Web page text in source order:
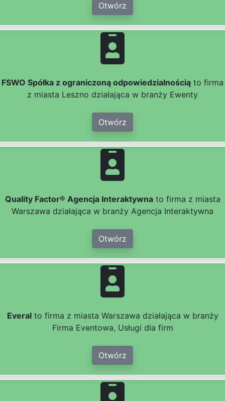
Otwórz
FSWO Spółka z ograniczoną odpowiedzialnością to firma
z miasta Leszno działająca w branży Ewenty
Otwórz
Quality Factor® Agencja Interaktywnato firma z miasta
Warszawa działająca w branży Agencja Interaktywna
Otwórz
Everalto firma z miasta Warszawa działająca w branży
Firma Eventowa, Usługi dla firm
Otwórz